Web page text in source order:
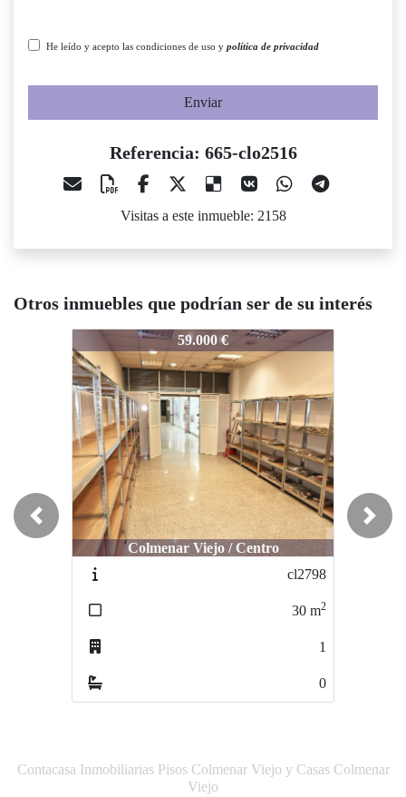
He leído y acepto las condiciones de uso y política de privacidad
Enviar
Referencia: 665-clo2516
Visitas a este inmueble: 2158
Otros inmuebles que podrían ser de su interés
665-clo2516
59.000 €
Colmenar Viejo / Centro
665-clo2516 59.000 €
Colmenar Viejo / Centro
Previous Next
Contacasa Inmobiliarias Pisos Colmenar Viejo y Casas Colmenar
Viejo